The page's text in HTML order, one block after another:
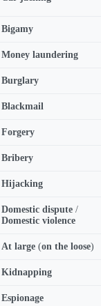
Bigamy
Money laundering
Burglary
Blackmail
Forgery
Bribery
Hijacking
Domestic dispute /
Domestic violence
At large (on the loose)
Kidnapping
Espionage